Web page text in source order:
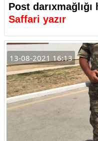
Post
Saffari yazır
13-08-2021 16:13